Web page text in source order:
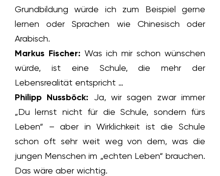
Grundbildung würde ich zum Beispiel gerne
lernen oder Sprachen wie Chinesisch oder
Arabisch.
Markus Fischer: Was ich mir schon wünschen
würde, ist eine Schule, die mehr der
Lebensrealität entspricht …
Philipp Nussböck: Ja, wir sagen zwar immer
„Du lernst nicht für die Schule, sondern fürs
Leben“ – aber in Wirklichkeit ist die Schule
schon oft sehr weit weg von dem, was die
jungen Menschen im „echten Leben“ brauchen.
Das wäre aber wichtig.